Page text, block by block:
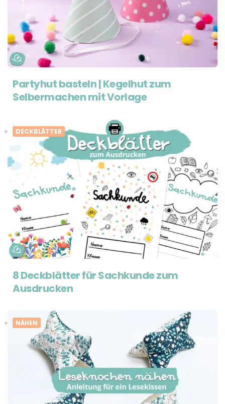
Partyhut basteln | Kegelhut zum
Selbermachen mit Vorlage
DECKBLÄTTER
8 Deckblätter für Sachkunde zum
Ausdrucken
NÄHEN